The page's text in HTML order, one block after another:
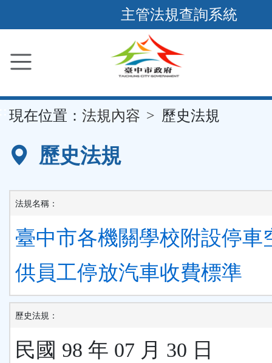
到
要
容
區
主管法規查詢系統
現在位置： 法規內容 歷史法規
歷史法規
法規名稱：
臺中市各機關學校附設停車
供員工停放汽車收費標準
歷史法規：
民國 98 年 07 月 30 日